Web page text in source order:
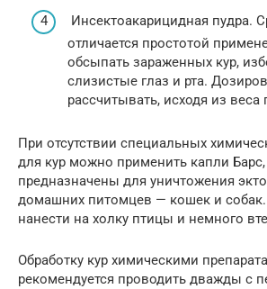
Инсектоакарицидная пудра.
отличается простотой
обсыпать зараженных кур,
слизистые глаз и рта.
рассчитывать, исходя из веса
При отсутствии специальных
для кур можно применить капли
предназначены для уничтожения
домашних питомцев — кошек и собак.
нанести на холку птицы и немного
Обработку кур химическими
рекомендуется проводить дважды с